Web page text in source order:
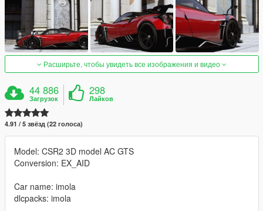
Расширьте, чтобы увидеть все изображения и видео
44 886
Загрузок
298
Лайков
4.91 / 5 звёзд (22 голоса)
Model: CSR2 3D model AC GTS
Conversion: EX_AID
Car name: imola
dlcpacks: imola